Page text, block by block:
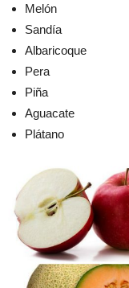
Melón
Sandía
Albaricoque
Pera
Piña
Aguacate
Plátano